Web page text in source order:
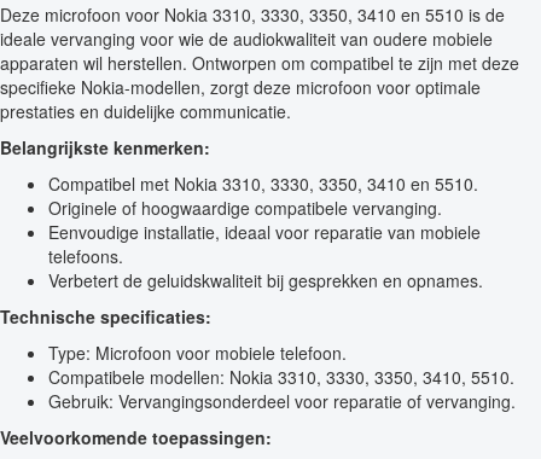
Deze microfoon voor Nokia 3310, 3330, 3350, 3410 en 5510 is de
ideale vervanging voor wie de audiokwaliteit van oudere mobiele
apparaten wil herstellen. Ontworpen om compatibel te zijn met deze
specifieke Nokia-modellen, zorgt deze microfoon voor optimale
prestaties en duidelijke communicatie.
Belangrijkste kenmerken:
Compatibel met Nokia 3310, 3330, 3350, 3410 en 5510.
Originele of hoogwaardige compatibele vervanging.
Eenvoudige installatie, ideaal voor reparatie van mobiele
telefoons.
Verbetert de geluidskwaliteit bij gesprekken en opnames.
Technische specificaties:
Type: Microfoon voor mobiele telefoon.
Compatibele modellen: Nokia 3310, 3330, 3350, 3410, 5510.
Gebruik: Vervangingsonderdeel voor reparatie of vervanging.
Veelvoorkomende toepassingen: